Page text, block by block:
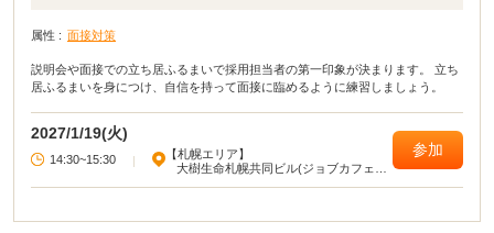
属性 : 面接対策
説明会や面接での立ち居ふるまいで採用担当者の第一印象が決まります。 立ち
居ふるまいを身につけ、自信を持って面接に臨めるように練習しましょう。
2027/1/19(火)
14:30~15:30
【札幌エリア】
大樹生命札幌共同ビル(ジョブカフェ北
参加